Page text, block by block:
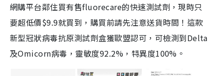
網購平台鄰住買有售fluorecare的快速測試劑，現時只
要超低價$9.9就買到，購買前請先注意送貨時間！這款
新型冠狀病毒抗原測試劑盒獲歐盟認可，可檢測到Delta
及Omicorn病毒，靈敏度92.2%，特異度100%。